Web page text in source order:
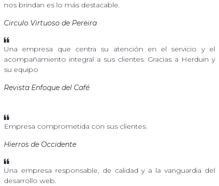
nos brindan es lo más destacable.
Circulo Virtuoso de Pereira
Una empresa que centra su atención en el servicio y el
acompañamiento integral a sus clientes. Gracias a Herduin y
su equipo
Revista Enfoque del Café
Empresa comprometida con sus clientes.
Hierros de Occidente
Una empresa responsable, de calidad y a la vanguardia del
desarrollo web.